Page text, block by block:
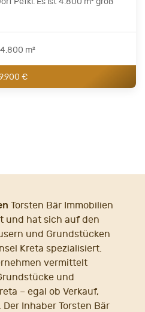
4.800 m²
€
Torsten Bär Immobilien
und hat sich auf den
und Grundstücken
Kreta spezialisiert.
vermittelt
und
– egal ob Verkauf,
Inhaber Torsten Bär